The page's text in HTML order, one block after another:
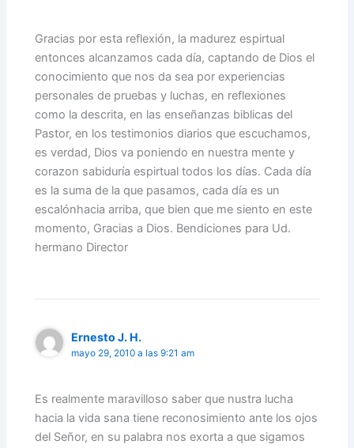
Gracias por esta reflexión, la madurez espirtual
entonces alcanzamos cada día, captando de Dios el
conocimiento que nos da sea por experiencias
personales de pruebas y luchas, en reflexiones
como la descrita, en las enseñanzas biblicas del
Pastor, en los testimonios diarios que escuchamos,
es verdad, Dios va poniendo en nuestra mente y
corazon sabiduría espirtual todos los días. Cada día
es la suma de la que pasamos, cada día es un
escalónhacia arriba, que bien que me siento en este
momento, Gracias a Dios. Bendiciones para Ud.
hermano Director
Ernesto J. H.
mayo 29, 2010 a las 9:21 am
Es realmente maravilloso saber que nustra lucha
hacia la vida sana tiene reconosimiento ante los ojos
del Señor, en su palabra nos exorta a que sigamos